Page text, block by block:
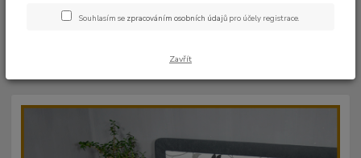
Bavlněné prostěradlo JERSEY
Souhlasím se zpracováním osobních údajů pro účely registrace.
Zavřít